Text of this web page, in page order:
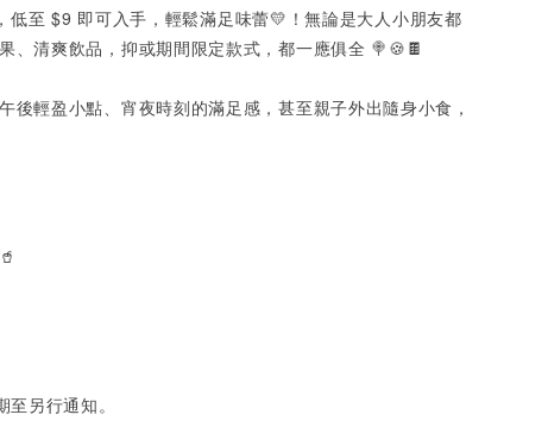
低至 $9 即可入手，輕鬆滿足味蕾💛！無論是大人小朋友都
、清爽飲品，抑或期間限定款式，都一應俱全 🍭🍪🍫
後輕盈小點、宵夜時刻的滿足感，甚至親子外出隨身小食，
另行通知。